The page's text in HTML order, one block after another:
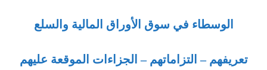
الوسطاء في سوق الأوراق المالية والسلع
تعريفهم – التزاماتهم – الجزاءات الموقعة عليهم